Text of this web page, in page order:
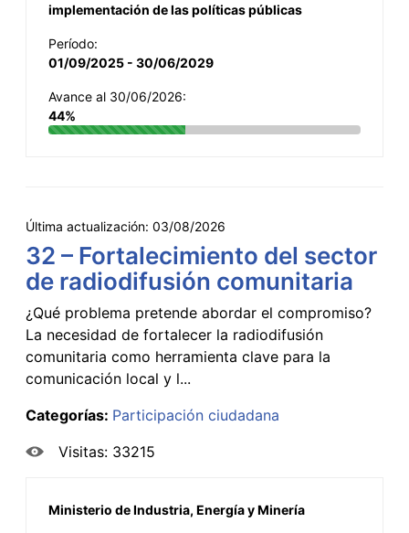
implementación de las políticas públicas
Período:
01/09/2025 - 30/06/2029
Avance al 30/06/2026:
44%
Última actualización: 03/08/2026
32 – Fortalecimiento del sector
de radiodifusión comunitaria
¿Qué problema pretende abordar el compromiso?
La necesidad de fortalecer la radiodifusión
comunitaria como herramienta clave para la
comunicación local y l...
Categorías: Participación ciudadana
Visitas: 33215
Ministerio de Industria, Energía y Minería